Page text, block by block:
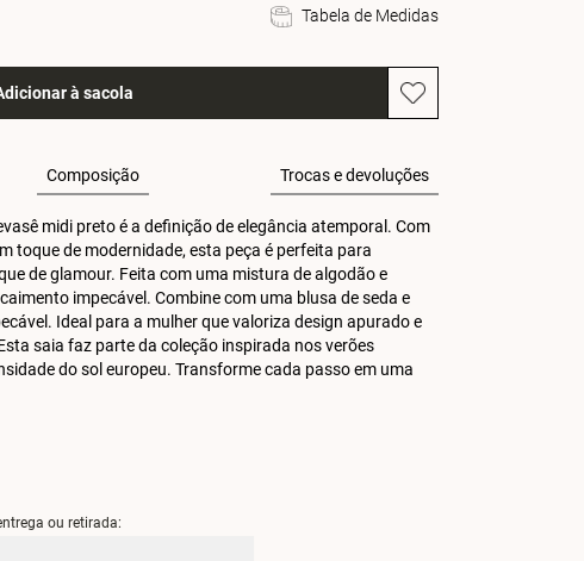
Tabela de Medidas
à sacola
Composição Trocas e devoluções
midi preto é a definição de elegância atemporal. Com
toque de modernidade, esta peça é perfeita para
de glamour. Feita com uma mistura de algodão e
impecável. Combine com uma blusa de seda e
Ideal para a mulher que valoriza design apurado e
saia faz parte da coleção inspirada nos verões
do sol europeu. Transforme cada passo em uma
ou retirada: